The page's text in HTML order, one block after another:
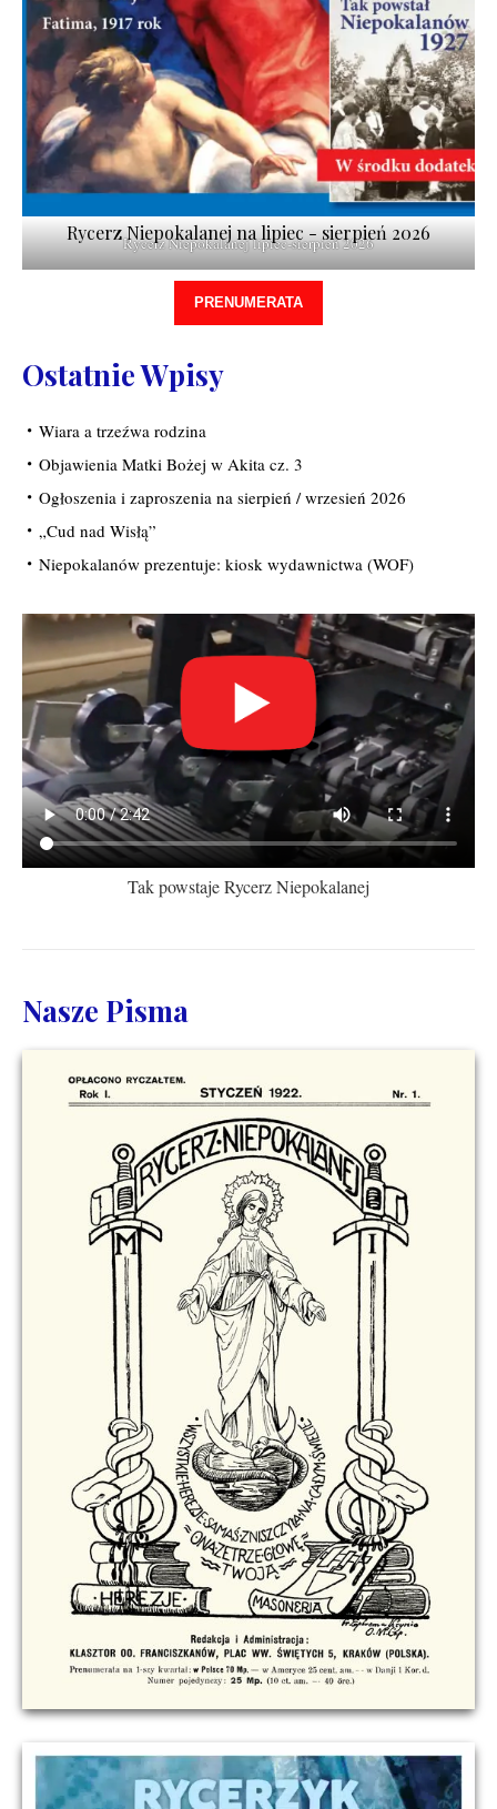
Rycerz Niepokalanej lipiec-sierpień 2026
Rycerz Niepokalanej na lipiec - sierpień 2026
PRENUMERATA
Ostatnie Wpisy
Wiara a trzeźwa rodzina
Objawienia Matki Bożej w Akita cz. 3
Ogłoszenia i zaproszenia na sierpień / wrzesień 2026
„Cud nad Wisłą”
Niepokalanów prezentuje: kiosk wydawnictwa (WOF)
Tak powstaje Rycerz Niepokalanej
Nasze Pisma